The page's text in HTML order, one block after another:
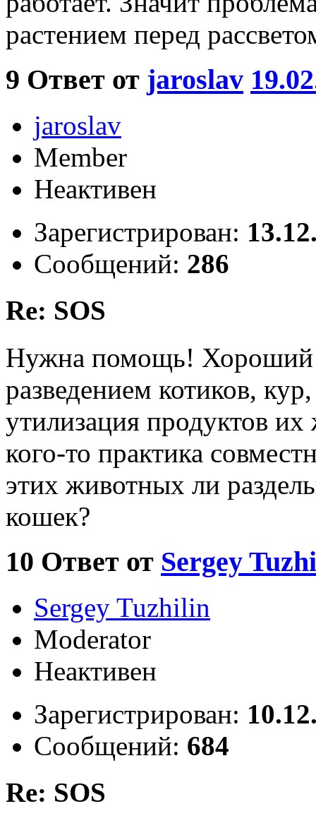
растением перед
9 Ответ от jaroslav
jaroslav
Member
Неактивен
Зарегистрирован:
Сообщений: 286
Re: SOS
Нужна помощь! Хороший
разведением котиков,
утилизация продуктов
кого-то практика
этих животных ли
кошек?
10 Ответ от Sergey
Sergey Tuzhilin
Moderator
Неактивен
Зарегистрирован:
Сообщений: 684
Re: SOS